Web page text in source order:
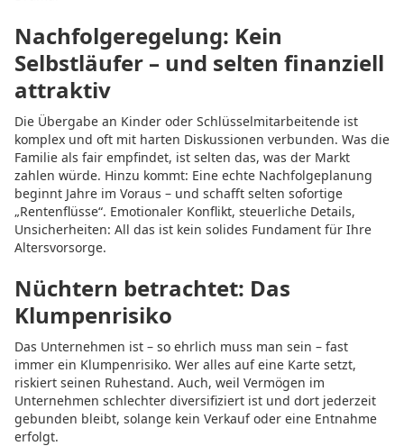
Nachfolgeregelung: Kein
Selbstläufer – und selten finanziell
attraktiv
Die Übergabe an Kinder oder Schlüsselmitarbeitende ist
komplex und oft mit harten Diskussionen verbunden. Was die
Familie als fair empfindet, ist selten das, was der Markt
zahlen würde. Hinzu kommt: Eine echte Nachfolgeplanung
beginnt Jahre im Voraus – und schafft selten sofortige
„Rentenflüsse“. Emotionaler Konflikt, steuerliche Details,
Unsicherheiten: All das ist kein solides Fundament für Ihre
Altersvorsorge.
Nüchtern betrachtet: Das
Klumpenrisiko
Das Unternehmen ist – so ehrlich muss man sein – fast
immer ein Klumpenrisiko. Wer alles auf eine Karte setzt,
riskiert seinen Ruhestand. Auch, weil Vermögen im
Unternehmen schlechter diversifiziert ist und dort jederzeit
gebunden bleibt, solange kein Verkauf oder eine Entnahme
erfolgt.